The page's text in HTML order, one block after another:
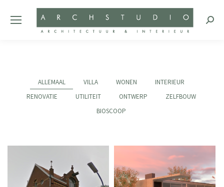
ALLEMAAL VILLA WONEN
INTERIEUR
RENOVATIE
UTILITEIT ONTWERP
ZELFBOUW
BIOSCOOP